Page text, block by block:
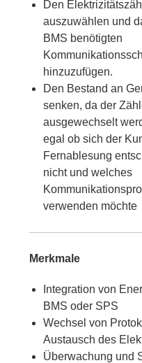
Den
auszuwählen und
BMS benötigten
hinzuzufügen.
Den Bestand an
senken, da der
ausgewechselt
egal ob sich der
Fernablesung
nicht und welches
verwenden möchte
Merkmale
Integration von
BMS oder SPS
Wechsel von
Austausch des
Überwachung und